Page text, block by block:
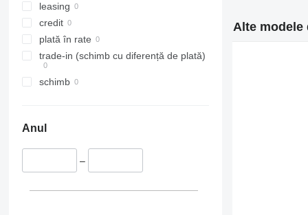
leasing
credit
plată în rate
trade-in (schimb cu diferență de plată)
schimb
Anul
–
Alte modele